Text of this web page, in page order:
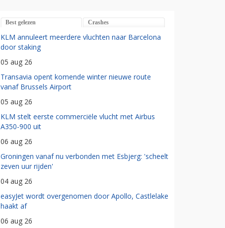
Best gelezen Crashes
KLM annuleert meerdere vluchten naar Barcelona
door staking
05 aug 26
Transavia opent komende winter nieuwe route
vanaf Brussels Airport
05 aug 26
KLM stelt eerste commerciële vlucht met Airbus
A350-900 uit
06 aug 26
Groningen vanaf nu verbonden met Esbjerg: 'scheelt
zeven uur rijden'
04 aug 26
easyJet wordt overgenomen door Apollo, Castlelake
haakt af
06 aug 26